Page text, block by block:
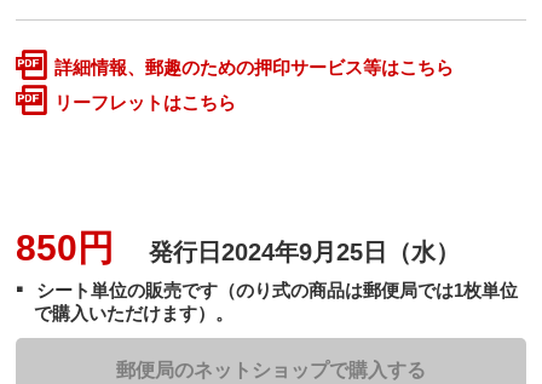
詳細情報、郵趣のための押印サービス等はこちら
リーフレットはこちら
850円 発行日2024年9月25日（水）
シート単位の販売です（のり式の商品は郵便局では1枚単位
で購入いただけます）。
郵便局のネットショップで購入する